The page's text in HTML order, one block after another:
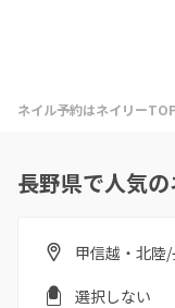
ネイル予約はネイリー
長野県で人気
甲信越・北陸
選択しない